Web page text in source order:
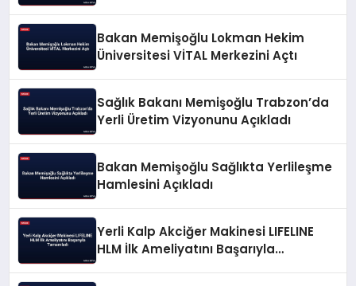
Bakan Memişoğlu Lokman Hekim
Üniversitesi VİTAL Merkezini Açtı
Sağlık Bakanı Memişoğlu Trabzon’da
Yerli Üretim Vizyonunu Açıkladı
Bakan Memişoğlu Sağlıkta Yerlileşme
Hamlesini Açıkladı
Yerli Kalp Akciğer Makinesi LIFELINE
HLM İlk Ameliyatını Başarıyla